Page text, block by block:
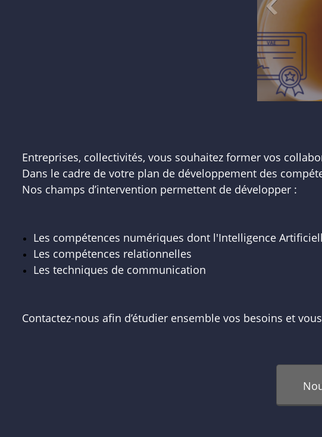
Entreprises, collectivités, vous souhaitez former vos
Dans le cadre de votre plan de développement des
Nos champs d’intervention permettent de développer :
Les compétences numériques dont l'Intelligence
Les compétences relationnelles
Les techniques de communication
Contactez-nous afin d’étudier ensemble vos besoins et